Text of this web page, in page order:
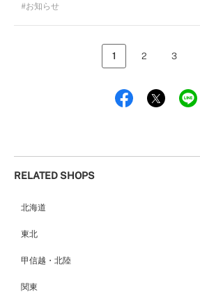
お知らせ
1 2 3
RELATED SHOPS
北海道
札幌店（134）
東北
弘前パークホテル店（180）
甲信越・北陸
甲府店（63）
関東